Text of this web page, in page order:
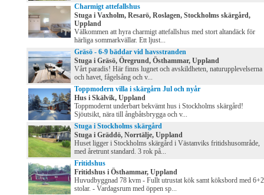
Charmigt attefallshus
Stuga i Vaxholm, Resarö, Roslagen, Stockholms skärgård,
Uppland
Välkommen att hyra charmigt attefallshus med stort altandäck för
härliga sommarkvällar. Ett ljust...
Gräsö - 6-9 bäddar vid havsstranden
Stuga i Gräsö, Öregrund, Östhammar, Uppland
Vårt paradis! Här finns lugnet och avskildheten, naturupplevelserna
och havet, fågelsång och v...
Toppmodern villa i skärgårn Jul och nyår
Hus i Skälvik, Uppland
Toppmodernt underbart bekvämt hus i Stockholms skärgård!
Sjöutsikt, nära till ångbåtsbrygga och v...
Stuga i Stockholms skärgård
Stuga i Gräddö, Norrtälje, Uppland
Huset ligger i Stockholms skärgård i Västanviks fritidshusområde,
med åretrunt standard. 3 rok på...
Fritidshus
Fritidshus i Östhammar, Uppland
Huvudbyggnad 78 kvm - Fullt utrustat kök samt köksbord med 6+2
stolar. - Vardagsrum med öppen sp...